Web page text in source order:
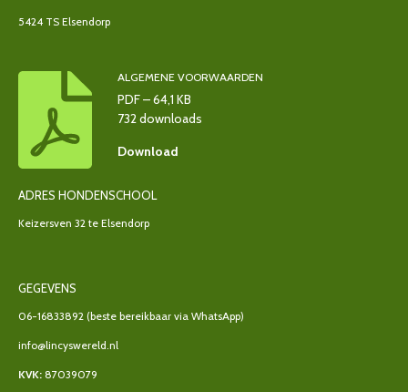
5424 TS Elsendorp
ALGEMENE VOORWAARDEN
PDF – 64,1 KB
732 downloads
Download
ADRES HONDENSCHOOL
Keizersven 32 te Elsendorp
GEGEVENS
06-16833892 (beste bereikbaar via WhatsApp)
info@lincyswereld.nl
KVK: 87039079